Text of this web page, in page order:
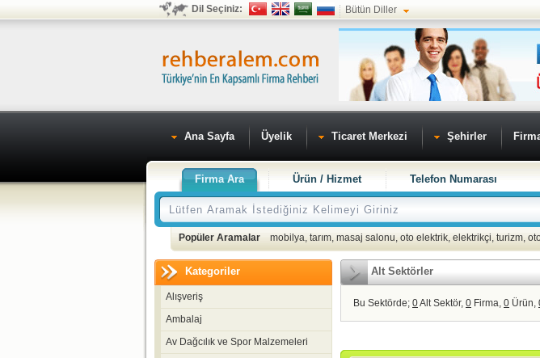
Dil Seçiniz: Bütün Diller
Ana Sayfa Üyelik Ticaret Merkezi Şehirler
Firma Ara Ürün / Hizmet Telefon Numarası
Popüler Aramalar mobilya, tarım, masaj salonu, oto elektrik, elektrikçi, turizm,
Kategoriler
Alışveriş
Ambalaj
Av Dağcılık ve Spor Malzemeleri
Alt Sektörler
Bu Sektörde; 0Alt Sektör, 0 Firma, 0 Ürün,